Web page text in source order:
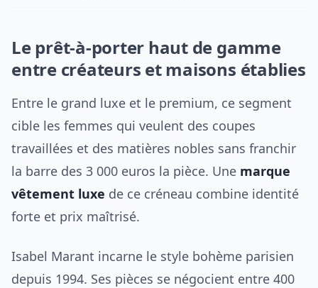
Le prêt-à-porter haut de gamme
entre créateurs et maisons établies
Entre le grand luxe et le premium, ce segment
cible les femmes qui veulent des coupes
travaillées et des matières nobles sans franchir
la barre des 3 000 euros la pièce. Une marque
vêtement luxe de ce créneau combine identité
forte et prix maîtrisé.
Isabel Marant incarne le style bohème parisien
depuis 1994. Ses pièces se négocient entre 400